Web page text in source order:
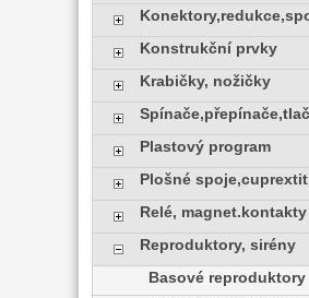
Konstrukční prvky
Krabičky, nožičky
Plastový program
Plošné spoje,cuprextit
Relé, magnet.kontakty
Reproduktory, sirény
Basové reproduktory